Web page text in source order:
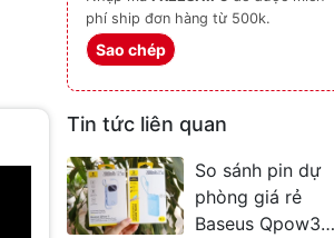
phí ship đơn hàng từ 500k.
Sao chép
Tin tức liên quan
So sánh pin dự
phòng giá rẻ
Baseus Qpow3